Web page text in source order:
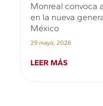
Monreal convoca
en la nueva
México
29 mayo, 2026
LEER MÁS